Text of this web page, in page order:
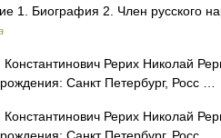
1. Биография 2. Член русского
Рерих Николай
Санкт Петербург, Росс …
Рерих Николай